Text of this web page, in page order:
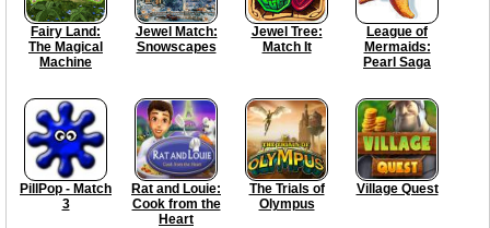
Fairy Land:
The Magical
Machine
Jewel Match:
Snowscapes
Jewel Tree:
Match It
League of
Mermaids:
Pearl Saga
PillPop - Match
3
Rat and Louie:
Cook from the
Heart
The Trials of
Olympus
Village Quest